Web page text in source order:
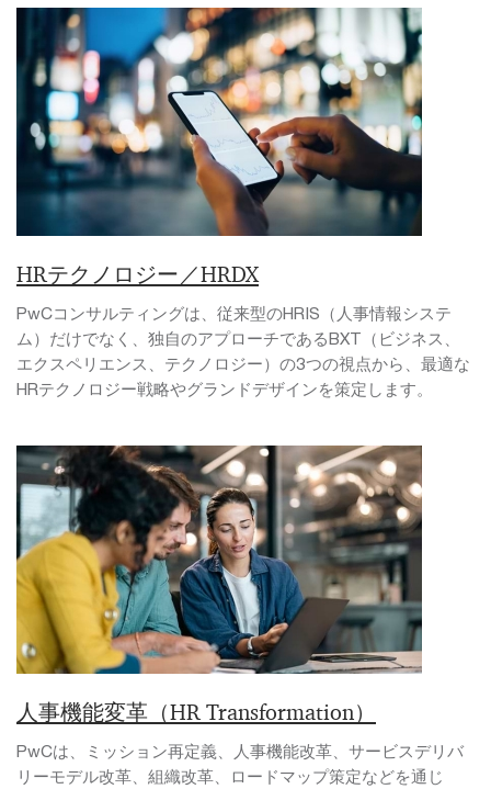
HRテクノロジー／HRDX
PwCコンサルティングは、従来型のHRIS（人事情報システ
ム）だけでなく、独自のアプローチであるBXT（ビジネス、
エクスペリエンス、テクノロジー）の3つの視点から、最適な
HRテクノロジー戦略やグランドデザインを策定します。
人事機能変革（HR Transformation）
PwCは、ミッション再定義、人事機能改革、サービスデリバ
リーモデル改革、組織改革、ロードマップ策定などを通じ